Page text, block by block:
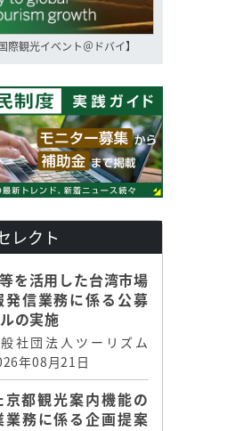
際観光イベント＠ドバイ】
レクト
を活用した台湾市場
信業務に係る公募
の実施
社団法人ツーリズム
年08月21日
都観光案内機能の
務に係る企画提案